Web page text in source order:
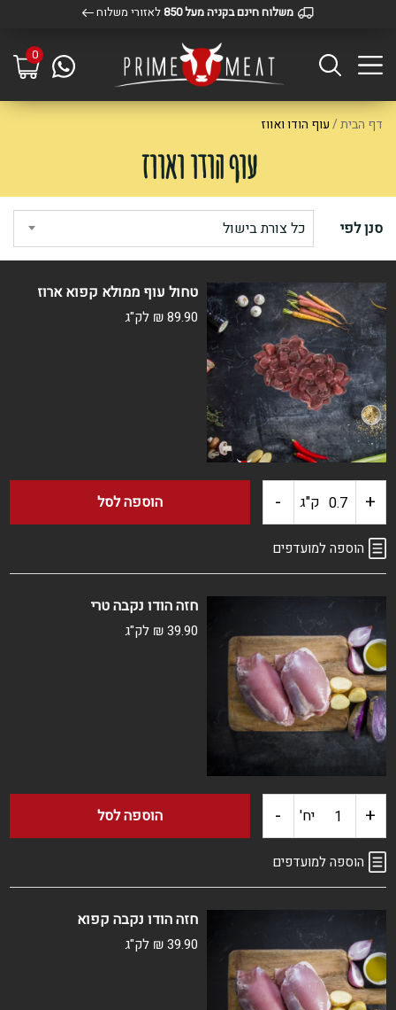
משלוח חינם בקניה מעל 850 לאזורי משלוח
0
דף הבית/עוף הודו ואווז
עוף הודו ואווז
סנן לפי כל צורת בישול
טחול עוף ממולא קפוא ארוז
₪89.90 לק"ג
+ כמות
של
עוף
ממולא
קפוא
ארוז
ק"ג - הוספה לסל
הוספה למועדפים
חזה הודו נקבה טרי
₪39.90 לק"ג
+ כמות
של
הודו
נקבה
יח' - הוספה לסל
הוספה למועדפים
חזה הודו נקבה קפוא
₪39.90 לק"ג